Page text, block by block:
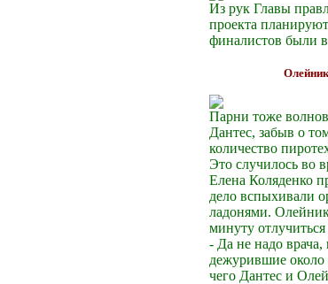
Из рук Главы
проекта
финалистов были
Парни тоже
Дантес, забыв о
количество
Это случилось во
Елена Коляденко
дело вспыхивали
ладонями.
минуту
- Да не надо
дежурившие около
чего Дантес и